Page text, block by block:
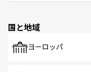
で、ホーカー
国と地域
ヨーロッパ